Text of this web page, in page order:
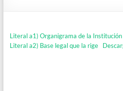
Literal a1) Organigrama de la Institución
Literal a2) Base legal que la rige